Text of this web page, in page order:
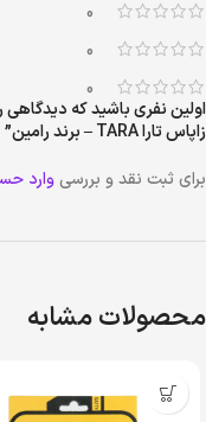
0
0
0
اولین نفری باشید که
زاپاس تارا TARA – برند رامین”
برای ثبت نقد و بررسی وارد
محصولات مشابه